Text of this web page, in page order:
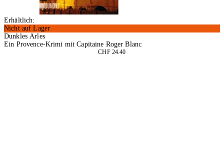
Erhältlich:
Nicht auf Lager
Dunkles Arles
Ein Provence-Krimi mit Capitaine Roger Blanc
CHF 24.40